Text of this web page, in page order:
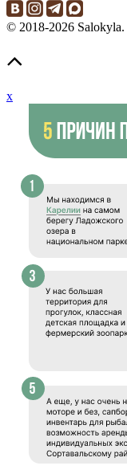
© 2018-2026 Salokyla.
x